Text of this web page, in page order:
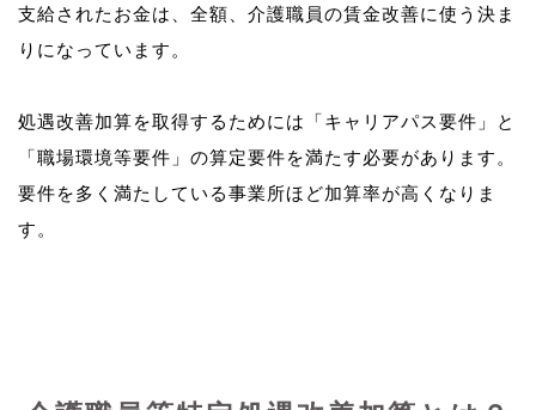
支給されたお金は、全額、介護職員の賃金改善に使う決ま
りになっています。
処遇改善加算を取得するためには「キャリアパス要件」と
「職場環境等要件」の算定要件を満たす必要があります。
要件を多く満たしている事業所ほど加算率が高くなりま
す。